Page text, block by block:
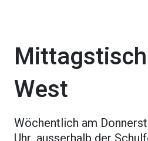
West
Wöchentlich am